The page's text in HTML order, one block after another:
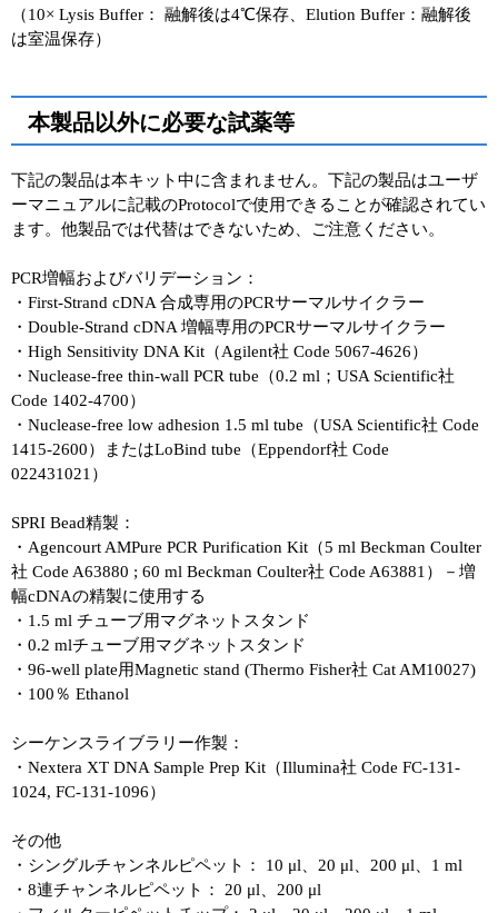
（10× Lysis Buffer： 融解後は4℃保存、Elution Buffer：融解後
は室温保存）
本製品以外に必要な試薬等
下記の製品は本キット中に含まれません。下記の製品はユーザ
ーマニュアルに記載のProtocolで使用できることが確認されてい
ます。他製品では代替はできないため、ご注意ください。
PCR増幅およびバリデーション：
・First-Strand cDNA 合成専用のPCRサーマルサイクラー
・Double-Strand cDNA 増幅専用のPCRサーマルサイクラー
・High Sensitivity DNA Kit（Agilent社 Code 5067-4626）
・Nuclease-free thin-wall PCR tube（0.2 ml；USA Scientific社
Code 1402-4700）
・Nuclease-free low adhesion 1.5 ml tube（USA Scientific社 Code
1415-2600）またはLoBind tube（Eppendorf社 Code
022431021）
SPRI Bead精製：
・Agencourt AMPure PCR Purification Kit（5 ml Beckman Coulter
社 Code A63880 ; 60 ml Beckman Coulter社 Code A63881）－増
幅cDNAの精製に使用する
・1.5 ml チューブ用マグネットスタンド
・0.2 mlチューブ用マグネットスタンド
・96-well plate用Magnetic stand (Thermo Fisher社 Cat AM10027)
・100％ Ethanol
シーケンスライブラリー作製：
・Nextera XT DNA Sample Prep Kit（Illumina社 Code FC-131-
1024, FC-131-1096）
その他
・シングルチャンネルピペット： 10 μl、20 μl、200 μl、1 ml
・8連チャンネルピペット： 20 μl、200 μl